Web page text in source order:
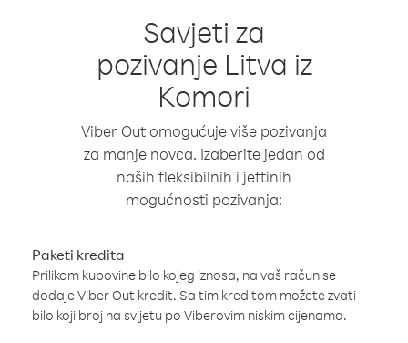
Savjeti za
pozivanje Litva iz
Komori
Viber Out omogućuje više pozivanja
za manje novca. Izaberite jedan od
naših fleksibilnih i jeftinih
mogućnosti pozivanja:
Paketi kredita
Prilikom kupovine bilo kojeg iznosa, na vaš račun se
dodaje Viber Out kredit. Sa tim kreditom možete zvati
bilo koji broj na svijetu po Viberovim niskim cijenama.